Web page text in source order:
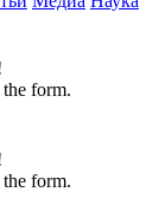
form.
form.